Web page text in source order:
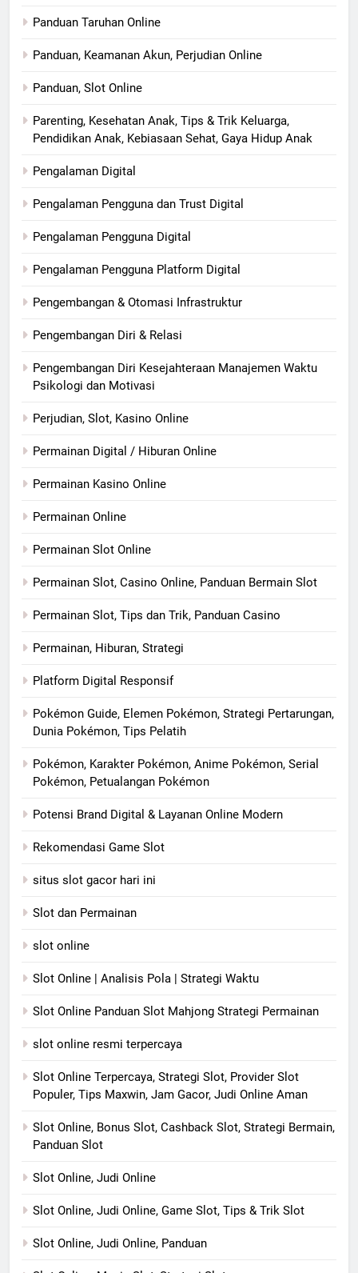
Panduan Taruhan Online
Panduan, Keamanan Akun, Perjudian Online
Panduan, Slot Online
Parenting, Kesehatan Anak, Tips & Trik Keluarga,
Pendidikan Anak, Kebiasaan Sehat, Gaya Hidup Anak
Pengalaman Digital
Pengalaman Pengguna dan Trust Digital
Pengalaman Pengguna Digital
Pengalaman Pengguna Platform Digital
Pengembangan & Otomasi Infrastruktur
Pengembangan Diri & Relasi
Pengembangan Diri Kesejahteraan Manajemen Waktu
Psikologi dan Motivasi
Perjudian, Slot, Kasino Online
Permainan Digital / Hiburan Online
Permainan Kasino Online
Permainan Online
Permainan Slot Online
Permainan Slot, Casino Online, Panduan Bermain Slot
Permainan Slot, Tips dan Trik, Panduan Casino
Permainan, Hiburan, Strategi
Platform Digital Responsif
Pokémon Guide, Elemen Pokémon, Strategi Pertarungan,
Dunia Pokémon, Tips Pelatih
Pokémon, Karakter Pokémon, Anime Pokémon, Serial
Pokémon, Petualangan Pokémon
Potensi Brand Digital & Layanan Online Modern
Rekomendasi Game Slot
situs slot gacor hari ini
Slot dan Permainan
slot online
Slot Online | Analisis Pola | Strategi Waktu
Slot Online Panduan Slot Mahjong Strategi Permainan
slot online resmi terpercaya
Slot Online Terpercaya, Strategi Slot, Provider Slot
Populer, Tips Maxwin, Jam Gacor, Judi Online Aman
Slot Online, Bonus Slot, Cashback Slot, Strategi Bermain,
Panduan Slot
Slot Online, Judi Online
Slot Online, Judi Online, Game Slot, Tips & Trik Slot
Slot Online, Judi Online, Panduan